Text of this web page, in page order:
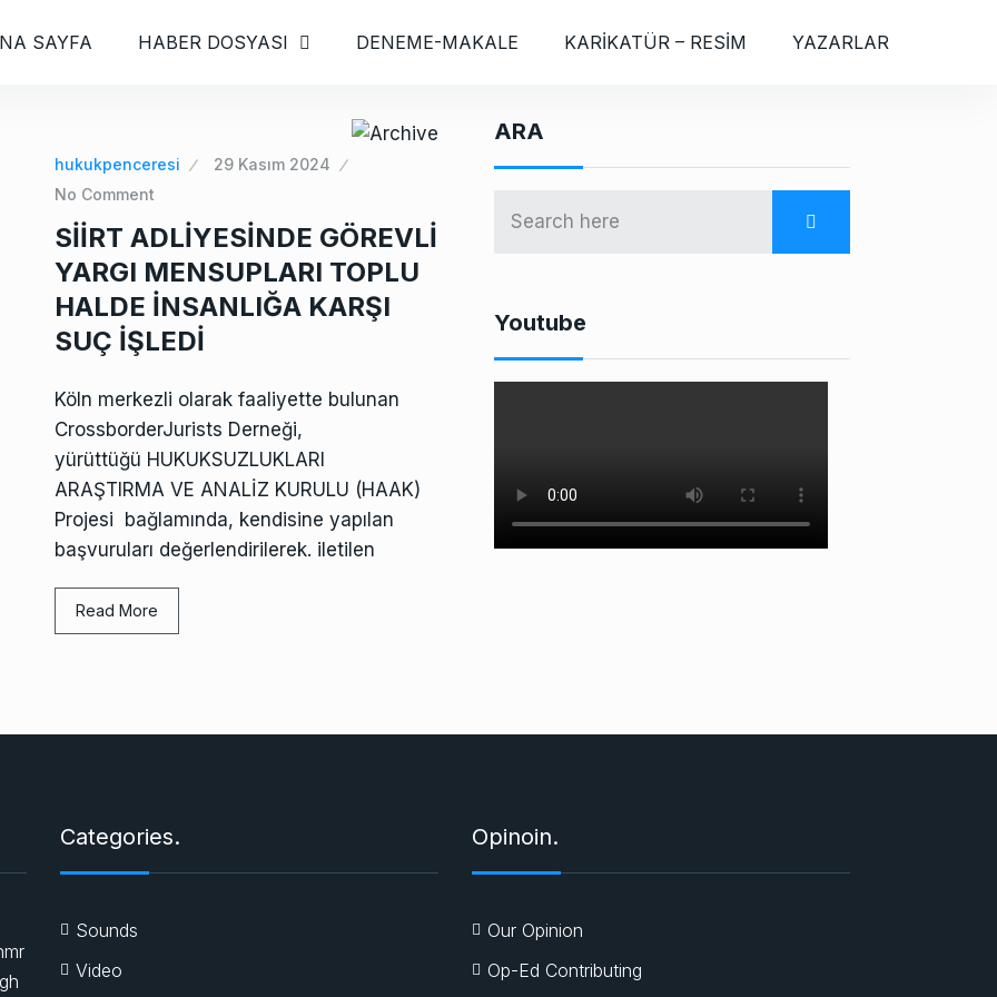
SAYFA HABER DOSYASI DENEME-MAKALE KARİKATÜR – RESİM YAZARLAR
hukukpenceresi
29 Kasım 2024
No Comment
SİİRT ADLİYESİNDE GÖREVLİ
YARGI MENSUPLARI TOPLU
HALDE İNSANLIĞA KARŞI
SUÇ İŞLEDİ
Köln merkezli olarak faaliyette bulunan
CrossborderJurists Derneği,
yürüttüğü HUKUKSUZLUKLARI
ARAŞTIRMA VE ANALİZ KURULU (HAAK)
Projesi bağlamında, kendisine yapılan
başvuruları değerlendirilerek. iletilen
Read More
ARA
Youtube
Categories.
Sounds
Video
Opinoin.
Our Opinion
Op-Ed Contributing